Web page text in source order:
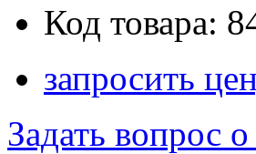
Код товара:
запросить
Задать вопрос о